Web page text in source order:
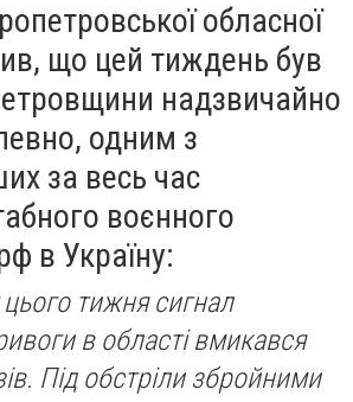
обласної
що цей тиждень був
надзвичайно
одним з
за весь час
воєнного
в Україну:
цього тижня сигнал
в області вмикався
Під обстріли збройними